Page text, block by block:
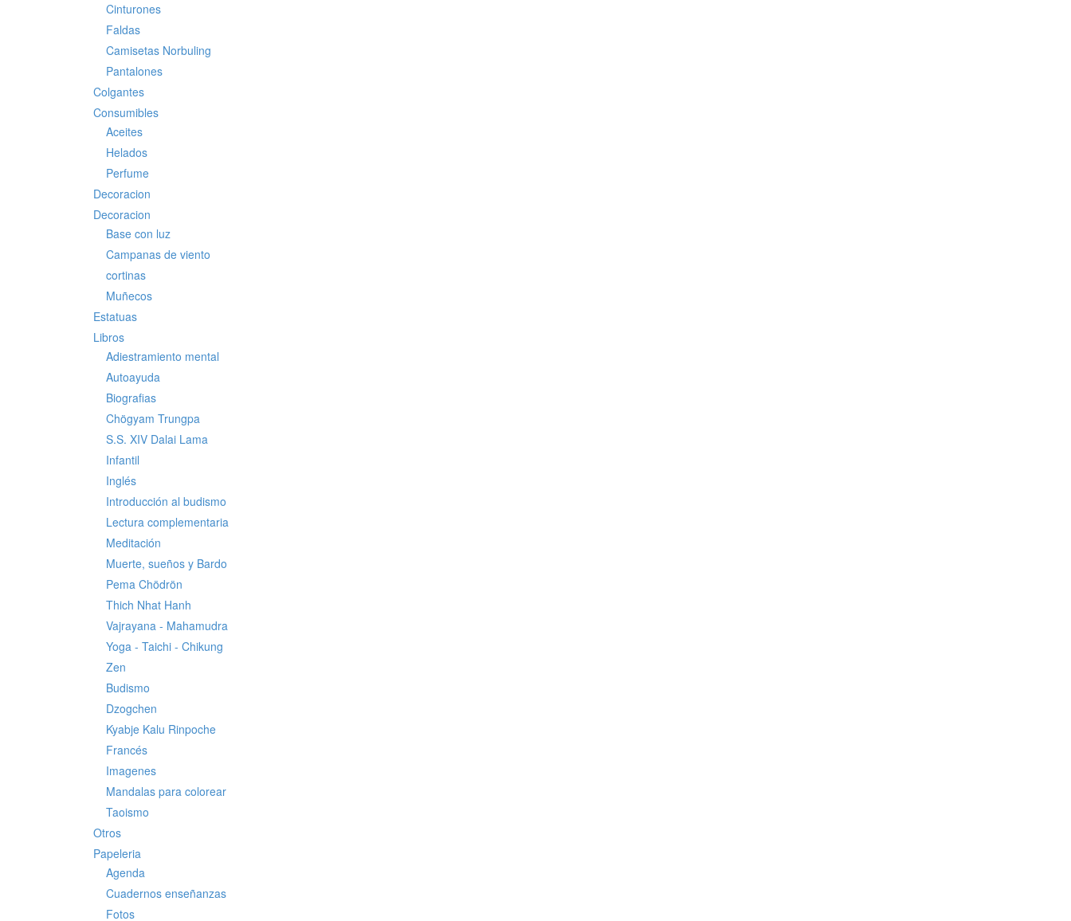
Cinturones
Faldas
Camisetas Norbuling
Pantalones
Colgantes
Consumibles
Aceites
Helados
Perfume
Decoracion
Decoracion
Base con luz
Campanas de viento
cortinas
Muñecos
Estatuas
Libros
Adiestramiento mental
Autoayuda
Biografias
Chögyam Trungpa
S.S. XIV Dalai Lama
Infantil
Inglés
Introducción al budismo
Lectura complementaria
Meditación
Muerte, sueños y Bardo
Pema Chödrön
Thich Nhat Hanh
Vajrayana - Mahamudra
Yoga - Taichi - Chikung
Zen
Budismo
Dzogchen
Kyabje Kalu Rinpoche
Francés
Imagenes
Mandalas para colorear
Taoismo
Otros
Papeleria
Agenda
Cuadernos enseñanzas
Fotos